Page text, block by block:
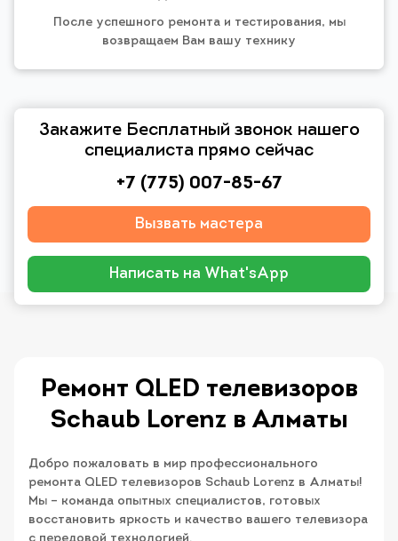
После успешного ремонта и тестирования, мы
возвращаем Вам вашу технику
Закажите Бесплатный звонок нашего
специалиста прямо сейчас
+7 (775) 007-85-67
Вызвать мастера
Написать на What'sApp
Ремонт QLED телевизоров
Schaub Lorenz в Алматы
Добро пожаловать в мир профессионального
ремонта QLED телевизоров Schaub Lorenz в Алматы!
Мы – команда опытных специалистов, готовых
восстановить яркость и качество вашего телевизора